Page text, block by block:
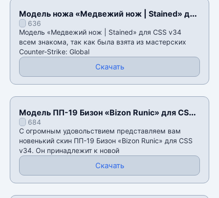
Модель ножа «Медвежий нож | Stained» для
CSS v34
636
Модель «Медвежий нож | Stained» для CSS v34
всем знакома, так как была взята из мастерских
Counter-Strike: Global
Скачать
Модель ПП-19 Бизон «Bizon Runic» для CSS
v34684
С огромным удовольствием представляем вам
новенький скин ПП-19 Бизон «Bizon Runic» для CSS
v34. Он принадлежит к новой
Скачать